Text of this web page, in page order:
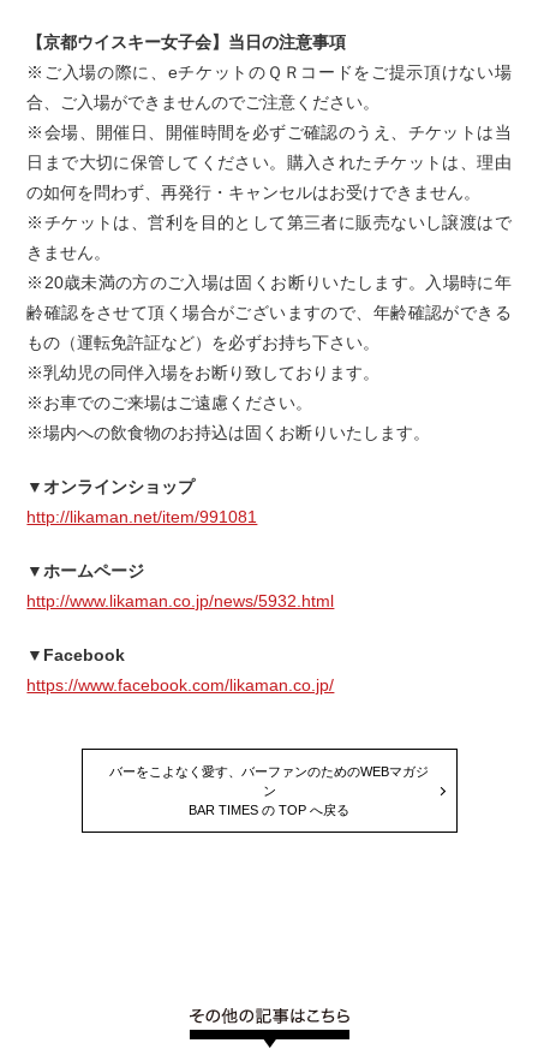
【京都ウイスキー女子会】当日の注意事項
※ご入場の際に、eチケットのＱＲコードをご提示頂けない場
合、ご入場ができませんのでご注意ください。
※会場、開催日、開催時間を必ずご確認のうえ、チケットは当
日まで大切に保管してください。購入されたチケットは、理由
の如何を問わず、再発行・キャンセルはお受けできません。
※チケットは、営利を目的として第三者に販売ないし譲渡はで
きません。
※20歳未満の方のご入場は固くお断りいたします。入場時に年
齢確認をさせて頂く場合がございますので、年齢確認ができる
もの（運転免許証など）を必ずお持ち下さい。
※乳幼児の同伴入場をお断り致しております。
※お車でのご来場はご遠慮ください。
※場内への飲食物のお持込は固くお断りいたします。
▼オンラインショップ
http://likaman.net/item/991081
▼ホームページ
http://www.likaman.co.jp/news/5932.html
▼Facebook
https://www.facebook.com/likaman.co.jp/
バーをこよなく愛す、バーファンのためのWEBマガジ
ン
BAR TIMES の TOP へ戻る